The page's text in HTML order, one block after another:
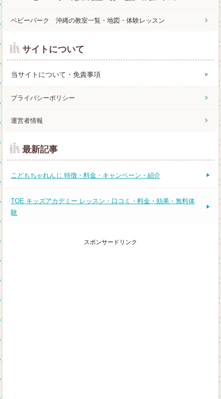
ベビーパーク 沖縄の教室一覧・地図・体験レッスン
サイトについて
当サイトについて・免責事項
プライバシーポリシー
運営者情報
最新記事
こどもちゃれんじ 特徴・料金・キャンペーン・紹介
TOE キッズアカデミー レッスン・口コミ・料金・効果・無料体
験
スポンサードリンク